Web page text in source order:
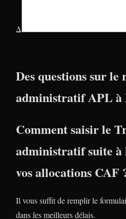
Δ
Des questions sur le
administratif APL à
Comment saisir le
administratif suite à
vos allocations CAF
Il vous suffit de remplir le
dans les meilleurs délais.